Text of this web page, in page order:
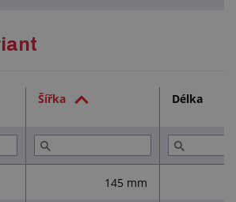
poškození
Šířka Délka
145 mm